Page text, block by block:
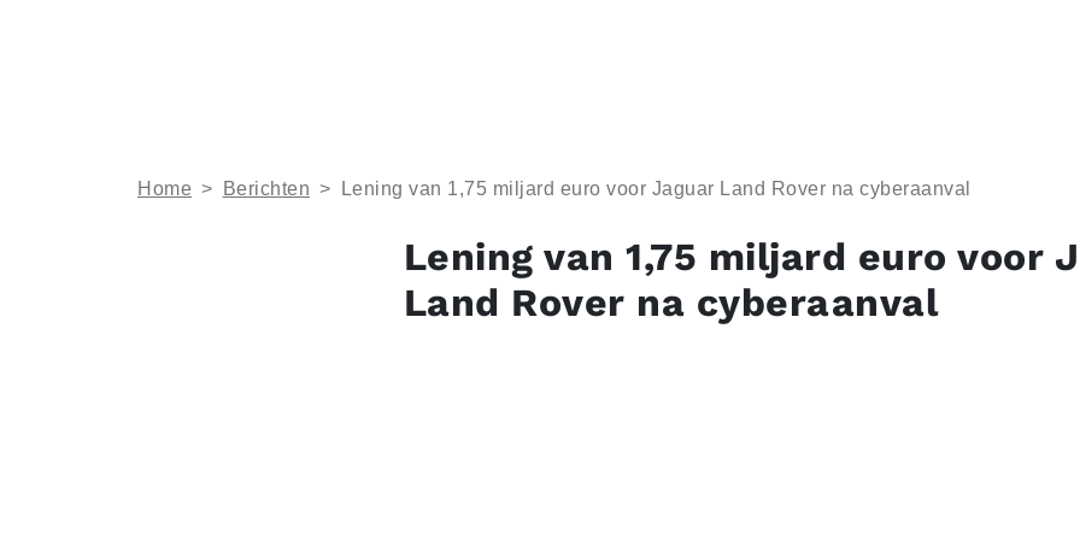
Home > Berichten > Lening van 1,75 miljard euro voor Jaguar Land Rover na cyberaanval
Lening van 1,75 miljard euro voor
Land Rover na cyberaanval